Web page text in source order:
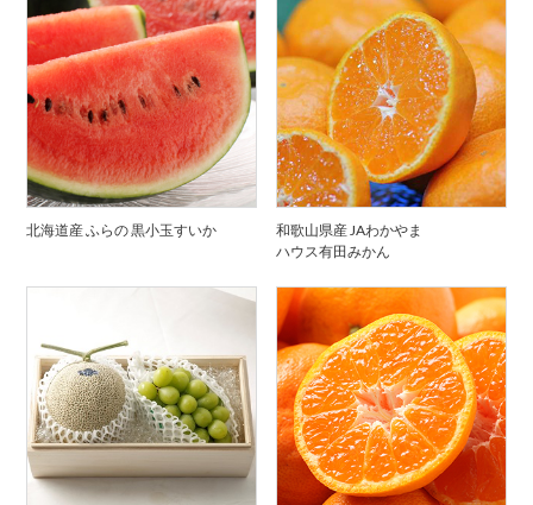
北海道産 ふらの 黒小玉すいか
和歌山県産 JAわかやま
ハウス有田みかん